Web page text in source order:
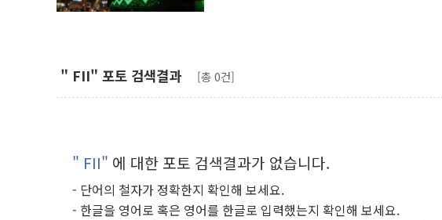
" FII" 포토 검색결과 [총 0건]
" FII" 에 대한 포토 검색결과가 없습니다.
- 단어의 철자가 정확한지 확인해 보세요.
- 한글을 영어로 혹은 영어를 한글로 입력했는지 확인해 보세요.